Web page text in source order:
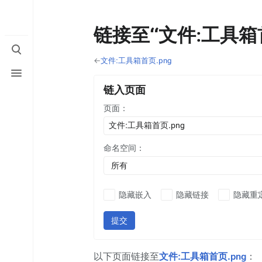
打
开/
关
闭
开/
链接至“文件:工具
←文件:工具箱首页.png
链入页面
页面：
命名空间：
所有
隐藏嵌入 隐藏链接 隐藏重
提交
以下页面链接至文件:工具箱首页.png ：